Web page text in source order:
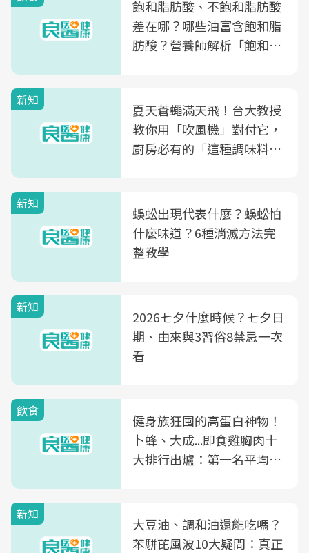
飽和脂肪酸、不飽和脂肪酸
差在哪？哪些油富含飽和脂
肪酸？營養師解析「飽和脂
新知
夏天蒼蠅滿天飛！台大教授
教你用「吹風機」對付它，
廚房必有的「這種調味料」
新知
蜈蚣出現代表什麼？蜈蚣怕
什麼味道？6種消滅方法完
整教學
新知
2026七夕什麼時候？七夕日
期、由來與3習俗8禁忌一次
看
飲食
健身族狂囤的高蛋白神物！
卜蜂、大成...即食雞胸肉十
大排行出爐：第一名平均一
新知
大豆油、調和油還能吃嗎？
苯駢芘風波10大疑問：真正